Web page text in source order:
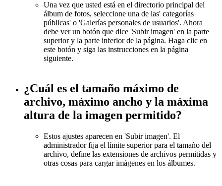
Una vez que usted está en el directorio principal del
álbum de fotos, seleccione una de las' categorías
públicas' o 'Galerías personales de usuarios'. Ahora
debe ver un botón que dice 'Subir imagen' en la parte
superior y la parte inferior de la página. Haga clic en
este botón y siga las instrucciones en la página
siguiente.
¿Cuál es el tamaño máximo de
archivo, máximo ancho y la máxima
altura de la imagen permitido?
Estos ajustes aparecen en 'Subir imagen'. El
administrador fija el límite superior para el tamaño del
archivo, define las extensiones de archivos permitidas y
otras cosas para cargar imágenes en los álbumes.